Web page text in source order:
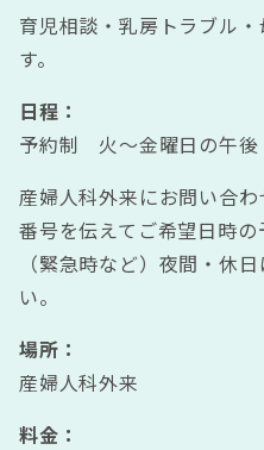
育児相談・乳房トラブル
す。
日程：
予約制 火～金曜日の午後
産婦人科外来にお問い合
番号を伝えてご希望日時の
（緊急時など）夜間・休
い。
場所：
産婦人科外来
料金：